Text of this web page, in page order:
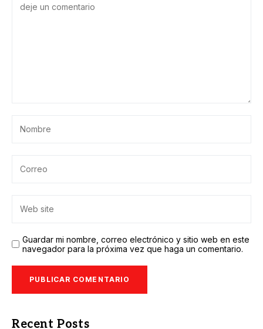
Guardar mi nombre, correo electrónico y sitio web en este
navegador para la próxima vez que haga un comentario.
Recent Posts